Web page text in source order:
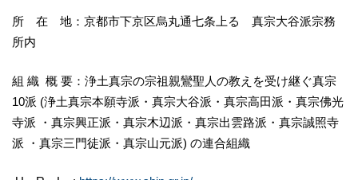
所 在 地：京都市下京区烏丸通七条上る 真宗大谷派宗務
所内
組 織 概 要：浄土真宗の宗祖親鸞聖人の教えを受け継ぐ真宗
10派 (浄土真宗本願寺派・真宗大谷派・真宗高田派・真宗佛光
寺派 ・真宗興正派・真宗木辺派・真宗出雲路派・真宗誠照寺
派 ・真宗三門徒派・真宗山元派) の連合組織